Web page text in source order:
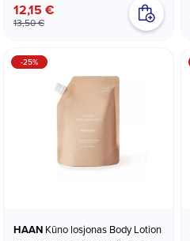
12,15 €
13,50 €
HAAN
-25%